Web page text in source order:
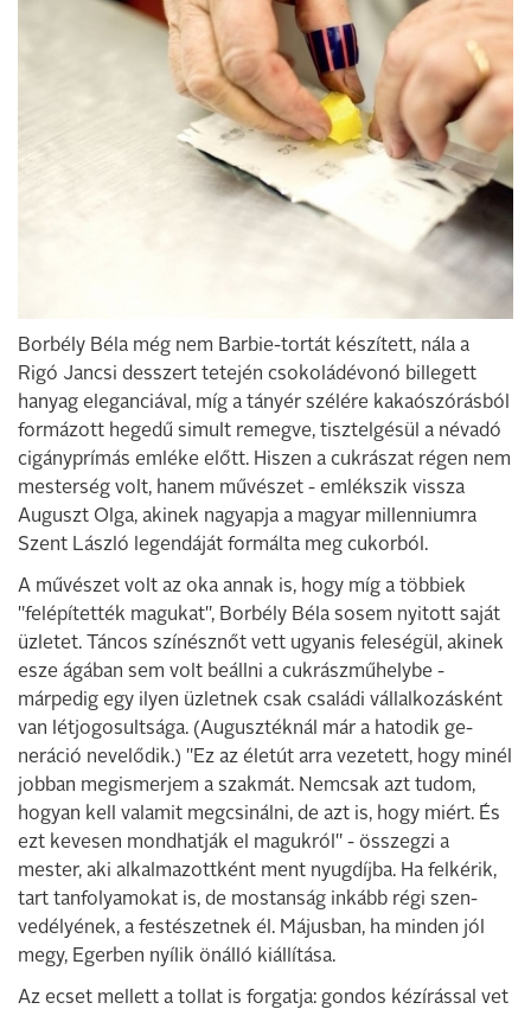
Borbély Béla még nem Barbie-tortát ké­szített, nála a
Rigó Jancsi desszert tetején csokoládévonó billegett
hanyag eleganciával, míg a tányér szélére kakaószórás­ból
formázott hegedű simult remegve, tisztelgésül a névadó
cigányprímás em­léke előtt. Hiszen a cukrászat régen nem
mesterség volt, hanem művészet - emlék­szik vissza
Auguszt Olga, akinek nagyap­ja a magyar millenniumra
Szent László le­gendáját formálta meg cukorból.
A művészet volt az oka annak is, hogy míg a többiek
"felépítették magukat", Borbély Béla sosem nyitott saját
üzletet. Táncos színésznőt vett ugyanis feleségül, akinek
esze ágában sem volt beállni a cukrász­műhelybe -
márpedig egy ilyen üzletnek csak családi vállalkozásként
van létjogo­sultsága. (Augusztéknál már a hatodik ge­
neráció nevelődik.) "Ez az életút arra ve­zetett, hogy minél
jobban megismerjem a szakmát. Nemcsak azt tudom,
hogyan kell valamit megcsinálni, de azt is, hogy miért. És
ezt kevesen mondhatják el magukról" - összegzi a
mester, aki alkalmazottként ment nyugdíjba. Ha felkérik,
tart tanfolya­mokat is, de mostanság inkább régi szen­
vedélyének, a festészetnek él. Májusban, ha minden jól
megy, Egerben nyílik önál­ló kiállítása.
Az ecset mellett a tollat is forgatja: gondos kézírással vet